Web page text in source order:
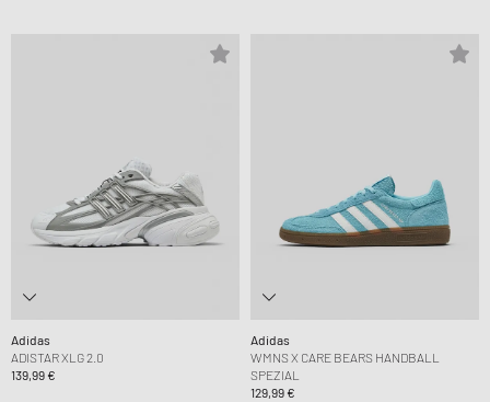
Adidas
ADISTAR XLG 2.0
139,99 €
Adidas
WMNS X CARE BEARS HANDBALL
SPEZIAL
129,99 €